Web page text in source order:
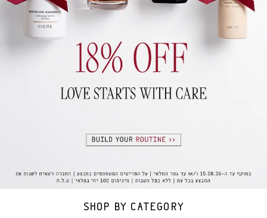
SHOP BY CATEGORY